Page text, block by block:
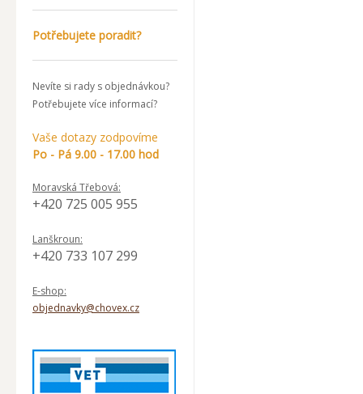
Potřebujete poradit?
Nevíte si rady s objednávkou?
Potřebujete více informací?
Vaše dotazy zodpovíme
Po - Pá 9.00 - 17.00 hod
Moravská Třebová:
+420 725 005 955
Lanškroun:
+420 733 107 299
E-shop:
objednavky@chovex.cz